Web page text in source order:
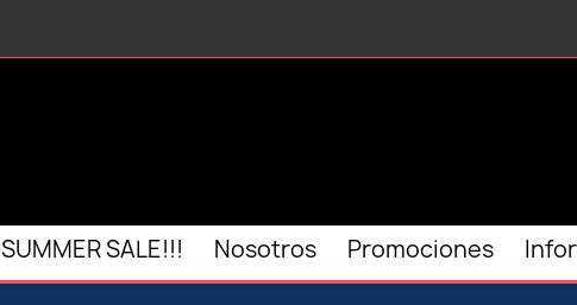
SUMMER SALE!!! Nosotros Promociones